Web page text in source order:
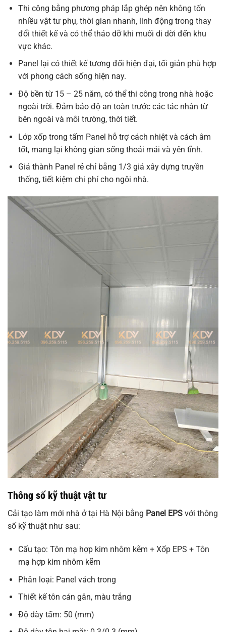
Thi công bằng phương pháp lắp ghép nên không tốn
nhiều vật tư phụ, thời gian nhanh, linh động trong thay
đổi thiết kế và có thể tháo dỡ khi muối di dời đến khu
vực khác.
Panel lại có thiết kế tương đối hiện đại, tối giản phù hợp
với phong cách sống hiện nay.
Độ bền từ 15 – 25 năm, có thể thi công trong nhà hoặc
ngoài trời. Đảm bảo độ an toàn trước các tác nhân từ
bên ngoài và môi trường, thời tiết.
Lớp xốp trong tấm Panel hỗ trợ cách nhiệt và cách âm
tốt, mang lại không gian sống thoải mái và yên tĩnh.
Giá thành Panel rẻ chỉ bằng 1/3 giá xây dựng truyền
thống, tiết kiệm chi phí cho ngôi nhà.
Thông số kỹ thuật vật tư
Cải tạo làm mới nhà ở tại Hà Nội bằng Panel EPS với thông
số kỹ thuật như sau:
Cấu tạo: Tôn mạ hợp kim nhôm kẽm + Xốp EPS + Tôn
mạ hợp kim nhôm kẽm
Phân loại: Panel vách trong
Thiết kế tôn cán gân, màu trắng
Độ dày tấm: 50 (mm)